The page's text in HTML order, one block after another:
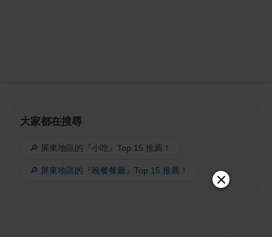
大家都在搜尋
🔎 屏東地區的『小吃』Top 15 推薦！
🔎 屏東地區的『晚餐餐廳』Top 15 推薦！